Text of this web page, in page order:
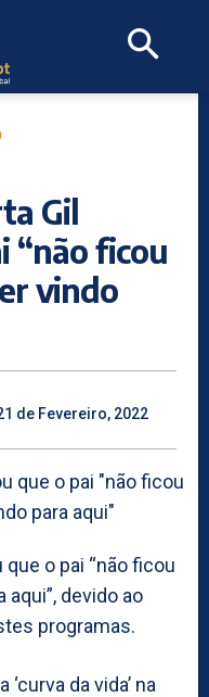
Gil
“não ficou
vindo
de Fevereiro, 2022
o pai “não ficou
devido ao
programas.
da vida’ na